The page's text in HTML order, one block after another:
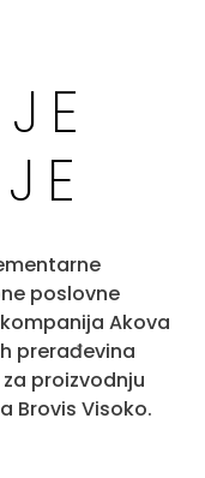
poslovne
Akova
prerađevina
proizvodnju
Brovis Visoko.